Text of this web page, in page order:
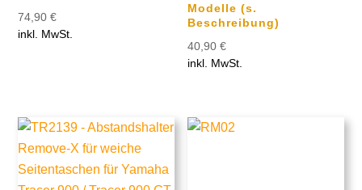
74,90€
inkl. MwSt.
Modelle (s.
Beschreibung)
40,90€
inkl. MwSt.